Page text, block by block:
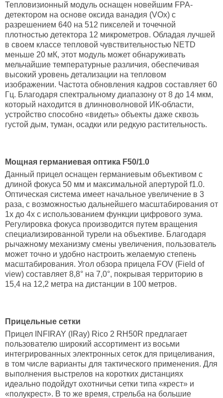
Тепловизионный модуль оснащен новейшим FPA-
детектором на основе оксида ванадия (VOx) с
разрешением 640 на 512 пикселей и точечной
плотностью детектора 12 микрометров. Обладая лучшей
в своем классе тепловой чувствительностью NETD
меньше 20 мК, этот модуль может обнаруживать
мельчайшие температурные различия, обеспечивая
высокий уровень детализации на тепловом
изображении. Частота обновления кадров составляет 60
Гц. Благодаря спектральному диапазону от 8 до 14 мкм,
который находится в длинноволновой ИК-области,
устройство способно «видеть» объекты даже сквозь
густой дым, туман, осадки или редкую растительность.
Мощная германиевая оптика F50/1.0
Данный прицел оснащен германиевым объективом с
длиной фокуса 50 мм и максимальной апертурой f1.0.
Оптическая система имеет начальное увеличение в 3
раза, с возможностью дальнейшего масштабирования от
1х до 4х с использованием функции цифрового зума.
Регулировка фокуса производится путем вращения
специализированной турели на объективе. Благодаря
рычажному механизму смены увеличения, пользователь
может точно и удобно настроить желаемую степень
масштабирования. Угол обзора прицела FOV (Field of
view) составляет 8,8° на 7,0°, покрывая территорию в
15,4 на 12,2 метра на дистанции в 100 метров.
Прицельные сетки
Прицел INFIRAY (IRay) Rico 2 RH50R предлагает
пользователю широкий ассортимент из восьми
интегрированных электронных сеток для прицеливания,
в том числе варианты для тактического применения. Для
выполнения выстрелов на коротких дистанциях
идеально подойдут охотничьи сетки типа «крест» и
«полукрест». В то же время, стрельба на большие